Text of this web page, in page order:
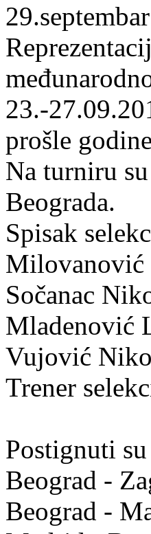
23.-
prošle
Na turniru
Beograda.
Spisak
Milovanović
Sočanac
Mladenović
Vujović
Trener
Postignuti
Beograd -
Beograd -